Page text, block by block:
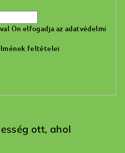
Ön elfogadja az adatvédelmi
feltételei
ott, ahol